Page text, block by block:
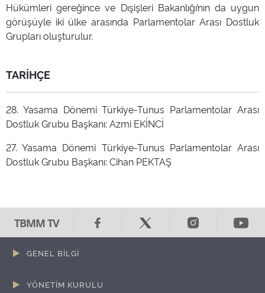
Hükümleri gereğince ve Dışişleri Bakanlığı’nın da uygun
görüşüyle iki ülke arasında Parlamentolar Arası Dostluk
Grupları oluşturulur.
TARİHÇE
28. Yasama Dönemi Türkiye-Tunus Parlamentolar Arası
Dostluk Grubu Başkanı: Azmi EKİNCİ
27. Yasama Dönemi Türkiye-Tunus Parlamentolar Arası
Dostluk Grubu Başkanı: Cihan PEKTAŞ
TBMM TV
GENEL BİLGİ
YÖNETİM KURULU